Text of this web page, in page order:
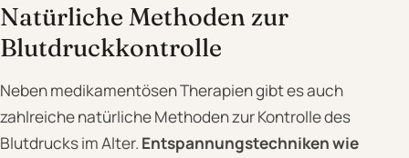
Natürliche Methoden zur
Blutdruckkontrolle
Neben medikamentösen Therapien gibt es auch
zahlreiche natürliche Methoden zur Kontrolle des
Blutdrucks im Alter. Entspannungstechniken wie